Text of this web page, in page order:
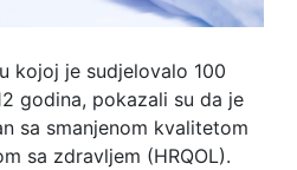
kojoj je sudjelovalo 100
godina, pokazali su da je
sa smanjenom kvalitetom
sa zdravljem (HRQOL).